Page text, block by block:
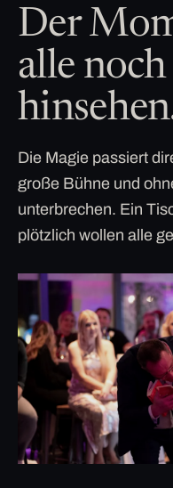
Der
alle
Die Magie passiert
große Bühne und
unterbrechen. Ein
plötzlich wollen alle